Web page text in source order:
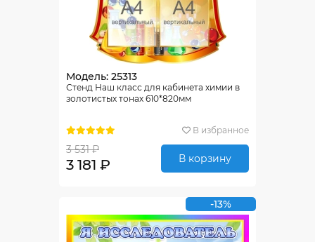
Модель: 25313
Стенд Наш класс для кабинета химии в
золотистых тонах 610*820мм
В избранное
3 531 ₽
3 181 ₽ В корзину
-13%